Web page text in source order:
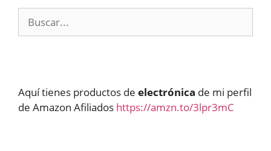
Aquí tienes productos de electrónica de mi perfil
de Amazon Afiliados https://amzn.to/3lpr3mC